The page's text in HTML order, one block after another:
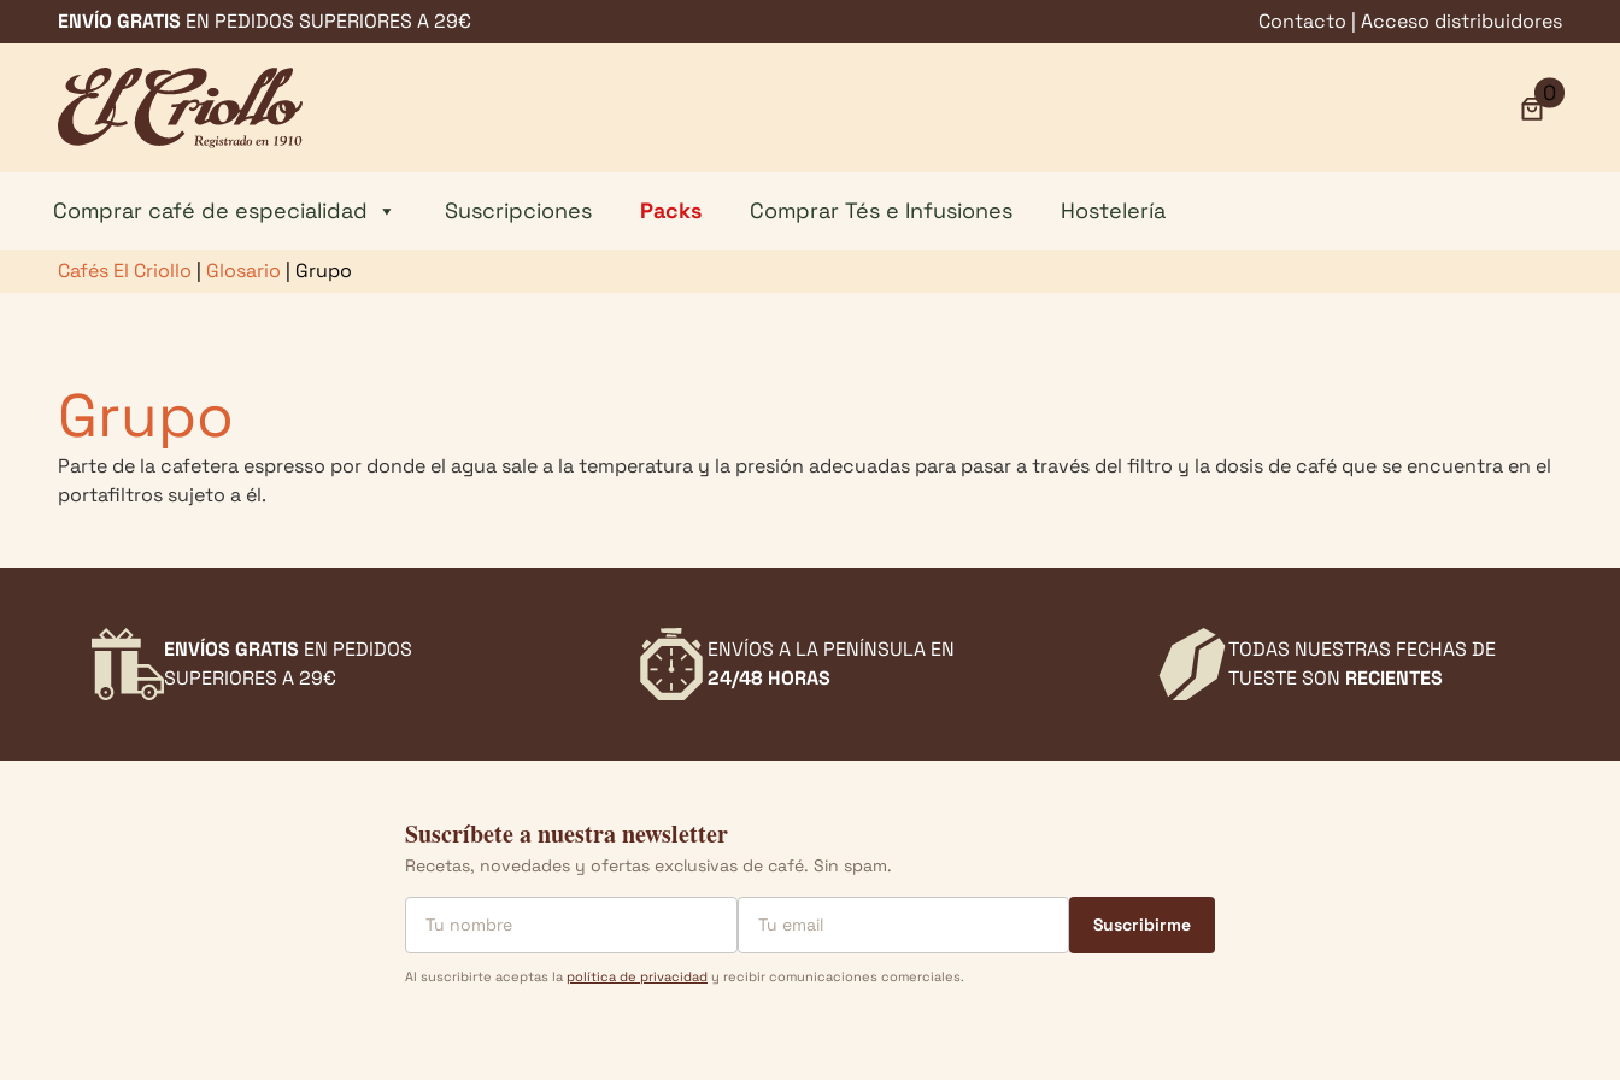
al
contenido
ENVÍO GRATIS EN PEDIDOS SUPERIORES A 29€ Contacto Acceso distribuidores
0
Comprar café de especialidad Suscripciones Packs Comprar Tés e Infusiones Hostelería
Cafés El Criollo Glosario Grupo
Grupo
Parte de la cafetera espresso por donde el agua sale a la temperatura y la presión adecuadas para pasar a través del filtro y la dosis de café que se encuentra en el
portafiltros sujeto a él.
ENVÍOS GRATISEN PEDIDOS
SUPERIORES A 29€
ENVÍOS A LA PENÍNSULA EN
24/48 HORAS
TODAS NUESTRAS FECHAS DE
TUESTE SON RECIENTES
Suscríbete a nuestra newsletter
Recetas, novedades y ofertas exclusivas de café. Sin spam.
Suscribirme
Al suscribirte aceptas la política de privacidad y recibir comunicaciones comerciales.